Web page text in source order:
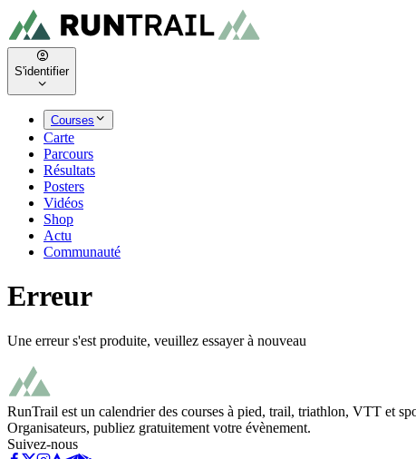
S'identifier
Courses
Carte
Parcours
Résultats
Posters
Vidéos
Shop
Actu
Communauté
Erreur
Une erreur s'est produite, veuillez essayer à nouveau
RunTrail est un calendrier des courses à pied, trail, triathlon, VTT et
Organisateurs, publiez gratuitement votre évènement.
Suivez-nous